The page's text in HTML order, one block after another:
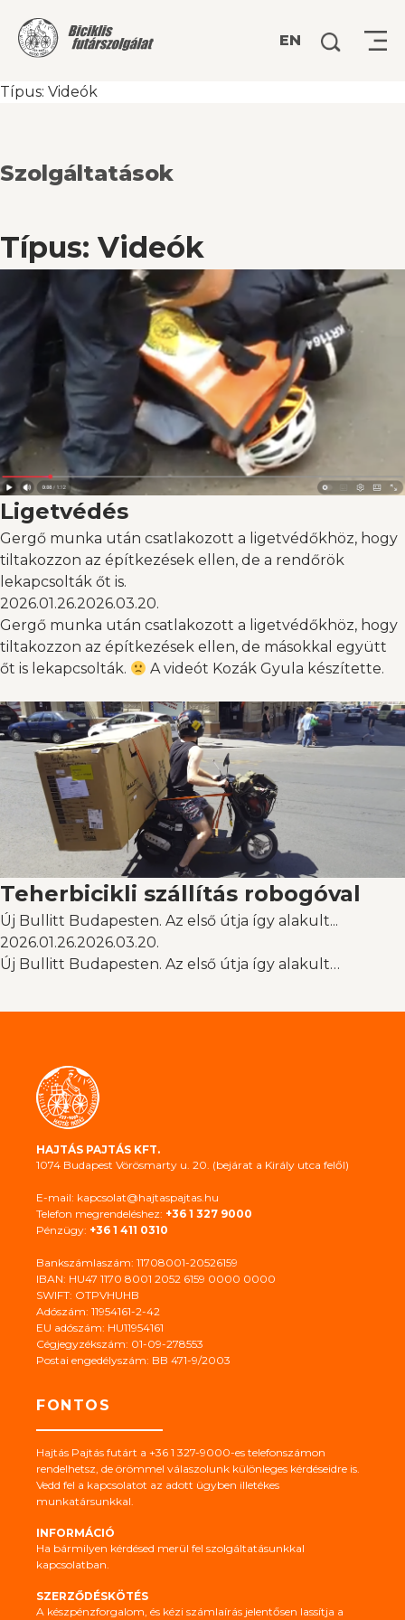
EN Keresés:
Típus: Videók
Szolgáltatások
Típus: Videók
Ligetvédés
Gergő munka után csatlakozott a ligetvédőkhöz, hogy
tiltakozzon az építkezések ellen, de a rendőrök
lekapcsolták őt is.
2026.01.26.2026.03.20.
Gergő munka után csatlakozott a ligetvédőkhöz, hogy
tiltakozzon az építkezések ellen, de másokkal együtt
őt is lekapcsolták.
A videót Kozák Gyula készítette.
Teherbicikli szállítás robogóval
Új Bullitt Budapesten. Az első útja így alakult...
2026.01.26.2026.03.20.
Új Bullitt Budapesten. Az első útja így alakult…
HAJTÁS PAJTÁS KFT.
1074 Budapest Vörösmarty u. 20. (bejárat a Király utca felől)
E-mail: kapcsolat@hajtaspajtas.hu
Telefon megrendeléshez: +36 1 327 9000
Pénzügy: +36 1 411 0310
Bankszámlaszám: 11708001-20526159
IBAN: HU47 1170 8001 2052 6159 0000 0000
SWIFT: OTPVHUHB
Adószám: 11954161-2-42
EU adószám: HU11954161
Cégjegyzékszám: 01-09-278553
Postai engedélyszám: BB 471-9/2003
FONTOS
Hajtás Pajtás futárt a +36 1 327-9000-es telefonszámon
rendelhetsz, de örömmel válaszolunk különleges kérdéseidre is.
Vedd fel a kapcsolatot az adott ügyben illetékes
munkatársunkkal.
INFORMÁCIÓ
Ha bármilyen kérdésed merül fel szolgáltatásunkkal
kapcsolatban.
SZERZŐDÉSKÖTÉS
A készpénzforgalom, és kézi számlaírás jelentősen lassítja a